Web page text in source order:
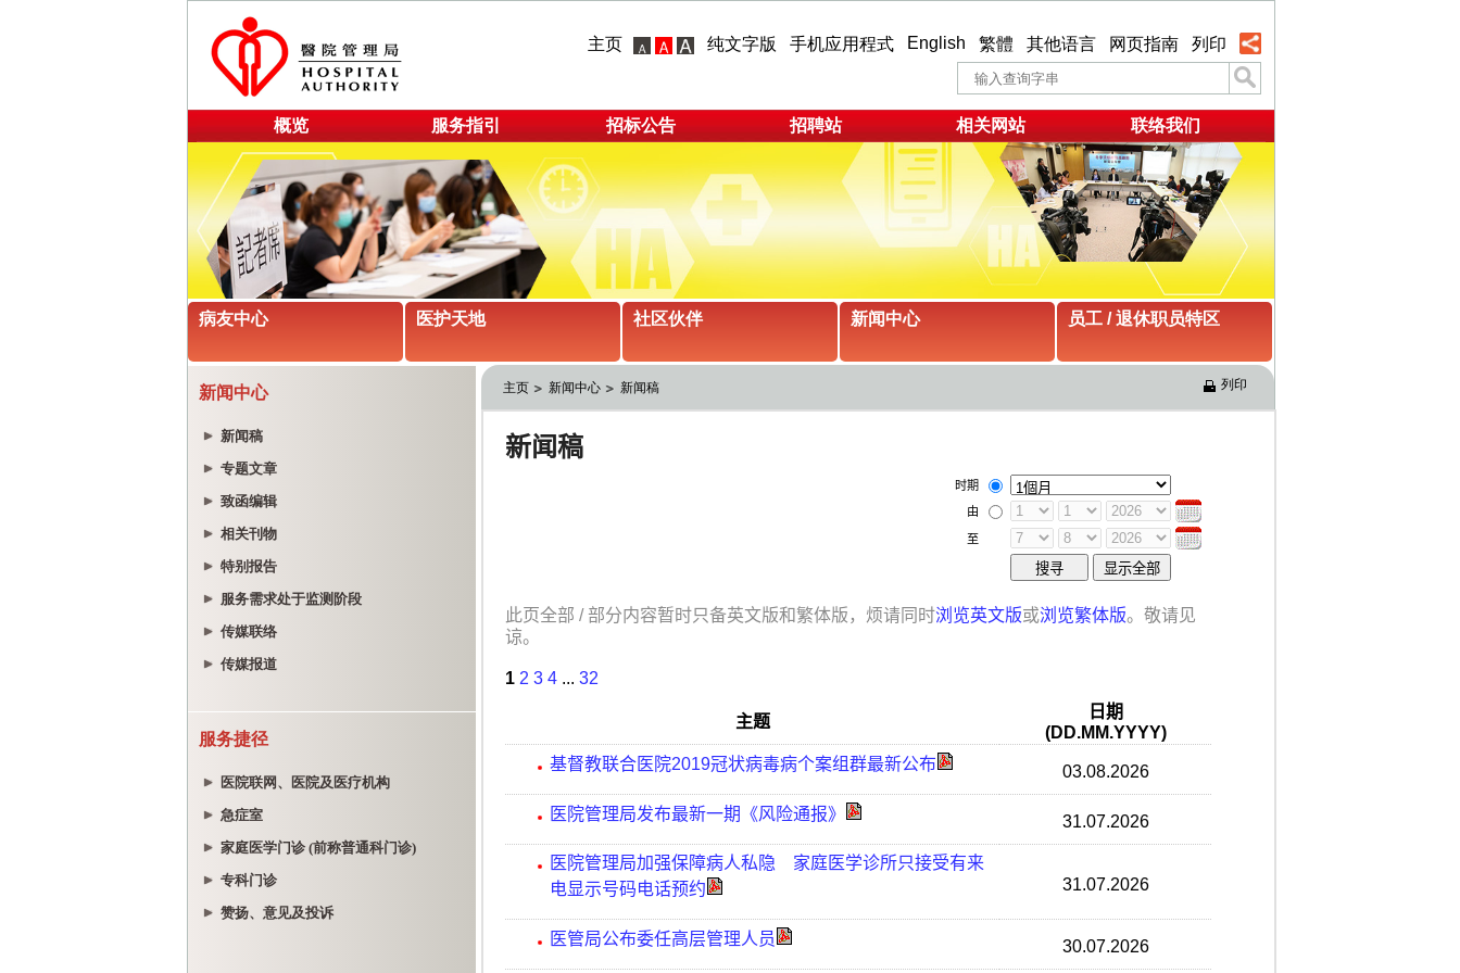
主页 纯文字版 手机应用程式 English 繁體 其他语言 网页指南 列印
概览 服务指引 招标公告 招聘站 相关网站 联络我们
病友中心 医护天地 社区伙伴 新闻中心 员工 / 退休职员特区
新闻中心
新闻稿
专题文章
致函编辑
相关刊物
特别报告
服务需求处于监测阶段
传媒联络
传媒报道
服务捷径
医院联网、医院及医疗机构
急症室
家庭医学门诊 (前称普通科门诊)
专科门诊
赞扬、意见及投诉
主页 新闻中心 新闻稿 列印